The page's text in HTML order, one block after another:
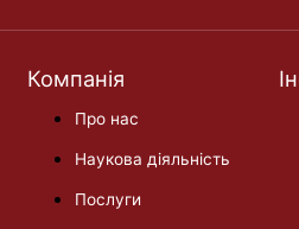
Компанія
Про нас
Наукова діяльність
Послуги